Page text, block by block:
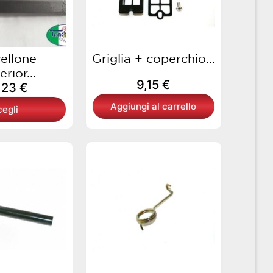
€
opzioni
scelte
nella
pagina
del
prodotto
Griglia + coperchio...
9,15 €
Aggiungi al carrello